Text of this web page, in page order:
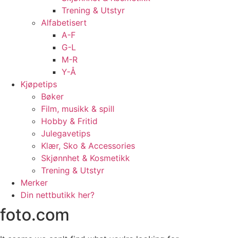
Trening & Utstyr
Alfabetisert
A-F
G-L
M-R
Y-Å
Kjøpetips
Bøker
Film, musikk & spill
Hobby & Fritid
Julegavetips
Klær, Sko & Accessories
Skjønnhet & Kosmetikk
Trening & Utstyr
Merker
Din nettbutikk her?
foto.com